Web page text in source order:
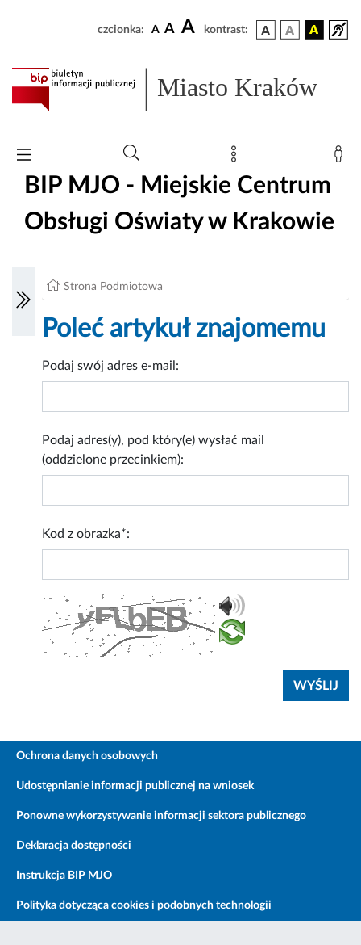
czcionka: A A A kontrast:
Miasto Kraków
BIP MJO - Miejskie Centrum
Obsługi Oświaty w Krakowie
Strona Podmiotowa
Poleć artykuł znajomemu
Podaj swój adres e-mail:
Podaj adres(y), pod który(e) wysłać mail
(oddzielone przecinkiem):
Kod z obrazka*:
Ochrona danych osobowych
Udostępnianie informacji publicznej na wniosek
Ponowne wykorzystywanie informacji sektora publicznego
Deklaracja dostępności
Instrukcja BIP MJO
Polityka dotycząca cookies i podobnych technologii